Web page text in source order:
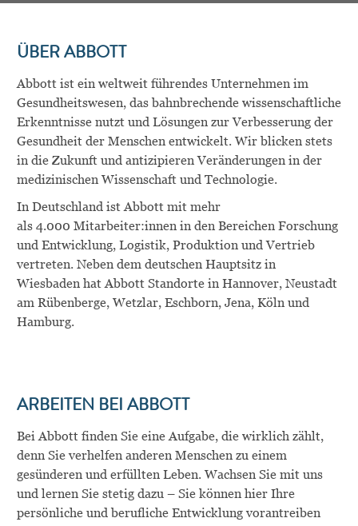
ÜBER ABBOTT
Abbott ist ein weltweit führendes Unternehmen im
Gesundheitswesen, das bahnbrechende wissenschaftliche
Erkenntnisse nutzt und Lösungen zur Verbesserung der
Gesundheit der Menschen entwickelt. Wir blicken stets
in die Zukunft und antizipieren Veränderungen in der
medizinischen Wissenschaft und Technologie.
In Deutschland ist Abbott mit mehr
als 4.000 Mitarbeiter:innen in den Bereichen Forschung
und Entwicklung, Logistik, Produktion und Vertrieb
vertreten. Neben dem deutschen Hauptsitz in
Wiesbaden hat Abbott Standorte in Hannover, Neustadt
am Rübenberge, Wetzlar, Eschborn, Jena, Köln und
Hamburg.
ARBEITEN BEI ABBOTT
Bei Abbott finden Sie eine Aufgabe, die wirklich zählt,
denn Sie verhelfen anderen Menschen zu einem
gesünderen und erfüllten Leben. Wachsen Sie mit uns
und lernen Sie stetig dazu – Sie können hier Ihre
persönliche und berufliche Entwicklung vorantreiben